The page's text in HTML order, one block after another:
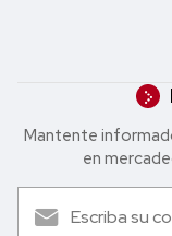
Mantente
en